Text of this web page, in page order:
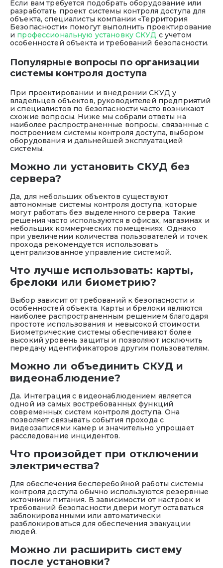
Если вам требуется подобрать оборудование или
разработать проект системы контроля доступа для
объекта, специалисты компании «Территория
Безопасности» помогут выполнить проектирование
и профессиональную установку СКУД с учетом
особенностей объекта и требований безопасности.
Популярные вопросы по организации
системы контроля доступа
При проектировании и внедрении СКУД у
владельцев объектов, руководителей предприятий
и специалистов по безопасности часто возникают
схожие вопросы. Ниже мы собрали ответы на
наиболее распространенные вопросы, связанные с
построением системы контроля доступа, выбором
оборудования и дальнейшей эксплуатацией
системы.
Можно ли установить СКУД без
сервера?
Да, для небольших объектов существуют
автономные системы контроля доступа, которые
могут работать без выделенного сервера. Такие
решения часто используются в офисах, магазинах и
небольших коммерческих помещениях. Однако
при увеличении количества пользователей и точек
прохода рекомендуется использовать
централизованное управление системой.
Что лучше использовать: карты,
брелоки или биометрию?
Выбор зависит от требований к безопасности и
особенностей объекта. Карты и брелоки являются
наиболее распространенным решением благодаря
простоте использования и невысокой стоимости.
Биометрические системы обеспечивают более
высокий уровень защиты и позволяют исключить
передачу идентификаторов другим пользователям.
Можно ли объединить СКУД и
видеонаблюдение?
Да. Интеграция с видеонаблюдением является
одной из самых востребованных функций
современных систем контроля доступа. Она
позволяет связывать события прохода с
видеозаписями камер и значительно упрощает
расследование инцидентов.
Что произойдет при отключении
электричества?
Для обеспечения бесперебойной работы системы
контроля доступа обычно используются резервные
источники питания. В зависимости от настроек и
требований безопасности двери могут оставаться
заблокированными или автоматически
разблокироваться для обеспечения эвакуации
людей.
Можно ли расширить систему
после установки?